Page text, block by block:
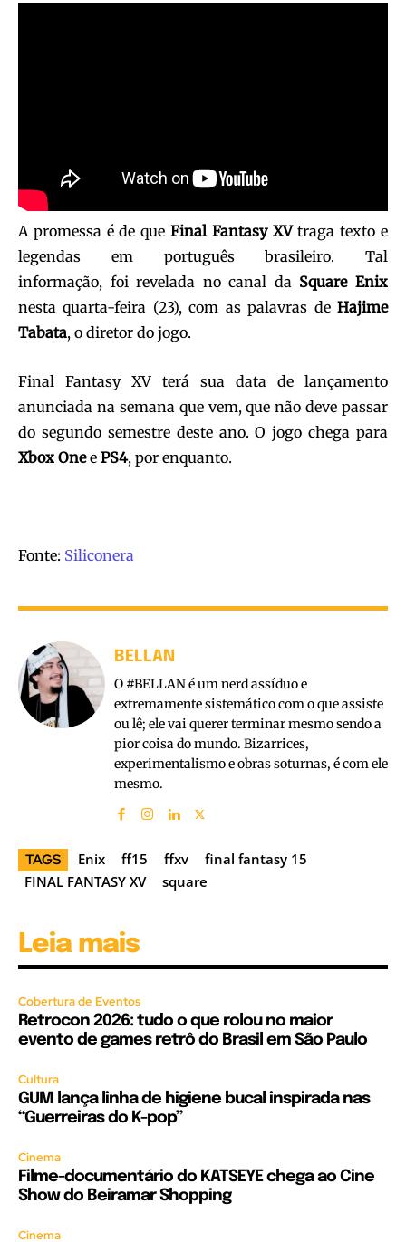
A promessa é de que Final Fantasy XVtraga texto e
legendas em português brasileiro. Tal
informação, foi revelada no canal da Square Enix
nesta quarta-feira (23), com as palavras de Hajime
Tabata, o diretor do jogo.
Final Fantasy XV terá sua data de lançamento
anunciada na semana que vem, que não deve passar
do segundo semestre deste ano. O jogo chega para
Xbox Onee PS4, por enquanto.
Fonte: Siliconera
BELLAN
O #BELLAN é um nerd assíduo e
extremamente sistemático com o que assiste
ou lê; ele vai querer terminar mesmo sendo a
pior coisa do mundo. Bizarrices,
experimentalismo e obras soturnas, é com ele
mesmo.
TAGS Enix ff15 ffxv
final fantasy 15
FINAL FANTASY XV
square
Leia mais
Cobertura de Eventos
Retrocon 2026: tudo o que rolou no maior
evento de games retrô do Brasil em São Paulo
Cultura
GUM lança linha de higiene bucal inspirada nas
“Guerreiras do K-pop”
Cinema
Filme-documentário do KATSEYE chega ao Cine
Show do Beiramar Shopping
Cinema